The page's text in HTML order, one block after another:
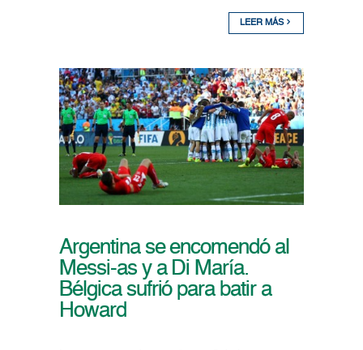
LEER MÁS
Argentina se encomendó al
Messi-as y a Di María.
Bélgica sufrió para batir a
Howard